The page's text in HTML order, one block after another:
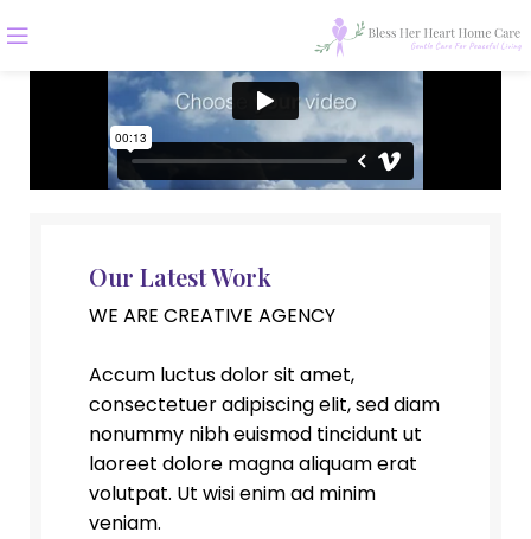
Our Latest Work
WE ARE CREATIVE AGENCY
Accum luctus dolor sit amet,
consectetuer adipiscing elit, sed diam
nonummy nibh euismod tincidunt ut
laoreet dolore magna aliquam erat
volutpat. Ut wisi enim ad minim
veniam.